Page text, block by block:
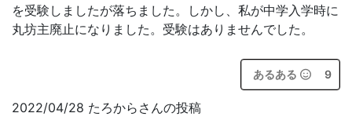
を受験しましたが落ちました。しかし、私が中学入学時に
丸坊主廃止になりました。受験はありませんでした。
あるある 9
2022/04/28 たろからさんの投稿